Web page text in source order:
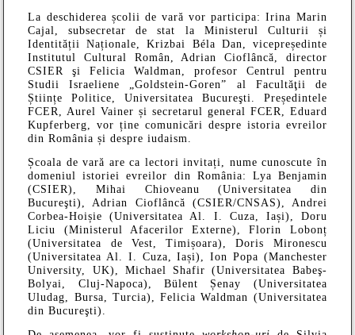
La deschiderea școlii de vară vorparticipa: Irina Marin
Cajal, subsecretar de stat la Ministerul Culturii și
Identității Naționale, Krizbai Béla Dan, vicepreședinte
Institutul Cultural Român, Adrian Cioflâncă, director
CSIER şi Felicia Waldman, profesor Centrul pentru
Studii Israeliene „Goldstein-Goren” al Facultăţii de
Științe Politice, Universitatea Bucureşti. Președintele
FCER, Aurel Vainer și secretarul general FCER, Eduard
Kupferberg, vor ține comunicări despre istoria evreilor
din România și despre iudaism.
Școala de vară are ca lectori invitați, nume cunoscute în
domeniul istoriei evreilor din România: Lya Benjamin
(CSIER), Mihai Chioveanu (Universitatea din
Bucureşti), Adrian Cioflâncă (CSIER/CNSAS), Andrei
Corbea-Hoișie (Universitatea Al. I. Cuza, Iași), Doru
Liciu (Ministerul Afacerilor Externe), Florin Lobonț
(Universitatea de Vest, Timișoara), Doris Mironescu
(Universitatea Al. I. Cuza, Iași), Ion Popa (Manchester
University, UK), Michael Shafir (Universitatea Babeş-
Bolyai, Cluj-Napoca), Bülent Șenay (Universitatea
Uludag, Bursa, Turcia), Felicia Waldman (Universitatea
din Bucureşti).